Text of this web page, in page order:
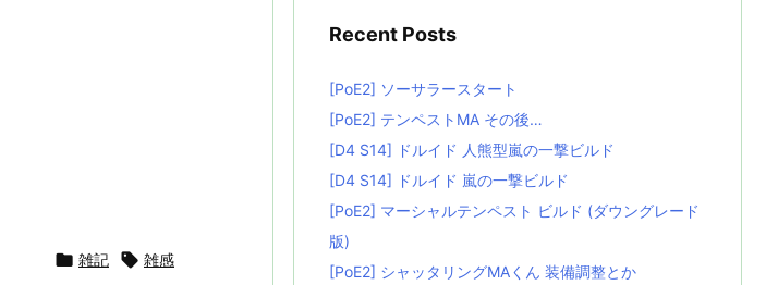
 雑記  雑感
Recent Posts
[PoE2] ソーサラースタート
[PoE2] テンペストMA その後…
[D4 S14] ドルイド 人熊型嵐の一撃ビルド
[D4 S14] ドルイド 嵐の一撃ビルド
[PoE2] マーシャルテンペスト ビルド (ダウングレード
版)
[PoE2] シャッタリングMAくん 装備調整とか